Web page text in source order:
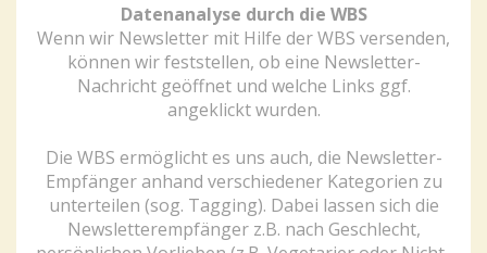
Datenanalyse durch die WBS
Wenn wir Newsletter mit Hilfe der WBS versenden,
können wir feststellen, ob eine Newsletter-
Nachricht geöffnet und welche Links ggf.
angeklickt wurden.
Die WBS ermöglicht es uns auch, die Newsletter-
Empfänger anhand verschiedener Kategorien zu
unterteilen (sog. Tagging). Dabei lassen sich die
Newsletterempfänger z.B. nach Geschlecht,